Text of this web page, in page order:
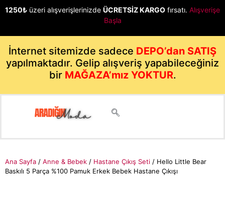
1250₺ üzeri alışverişlerinizde ÜCRETSİZ KARGO fırsatı. Alışverişe
Başla
İnternet sitemizde sadece DEPO’dan SATIŞ
yapılmaktadır. Gelip alışveriş yapabileceğiniz
bir MAĞAZA’mız YOKTUR.
Ana Sayfa / Anne & Bebek / Hastane Çıkış Seti / Hello Little Bear
Baskılı 5 Parça %100 Pamuk Erkek Bebek Hastane Çıkışı